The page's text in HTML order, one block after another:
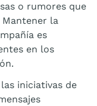
o rumores que
Mantener la
es
en los
iniciativas de